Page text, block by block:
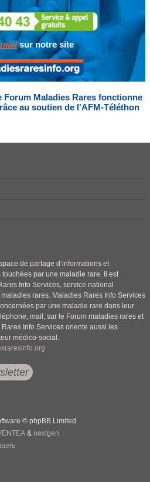
sur notre site
Forum Maladies Rares fonctionne
au soutien de l'AFM-Téléthon
de partage d’informations et
par une maladie rare. Il est
Info Services, service national
rares. Maladies Rares Info Services
par une maladie rare dans leur
mail, sur le Forum maladies rares et
Info Services oriente aussi les
médico-social.
© phpBB Limited
& nextgen